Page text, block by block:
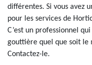
différentes. Si vous avez
pour les services de
C’est un professionnel
gouttière quel que soit le
Contactez-le.